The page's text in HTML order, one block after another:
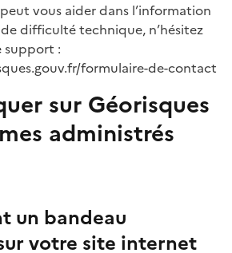
vous aider dans l’information
difficulté technique, n’hésitez
support :
formulaire-de-contact
sur Géorisques
administrés
un bandeau
votre site internet